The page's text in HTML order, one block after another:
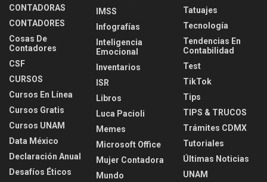
CONTADORAS
CONTADORES
Cosas De
Contadores
CSF
CURSOS
Cursos En Línea
Cursos Gratis
Cursos UNAM
Data México
Declaración Anual
Desafíos Éticos
IMSS
Infografías
Inteligencia
Emocional
Inventarios
ISR
Libros
Luca Pacioli
Memes
Microsoft Office
Mujer Contadora
Mundo
Tatuajes
Tecnología
Tendencias En
Contabilidad
Test
TikTok
Tips
TIPS & TRUCOS
Trámites CDMX
Tutoriales
Últimas Noticias
UNAM